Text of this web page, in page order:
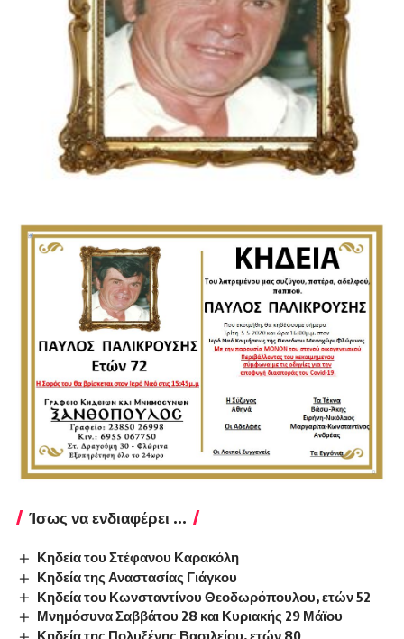
Ίσως να ενδιαφέρει ...
Κηδεία του Στέφανου Καρακόλη
Κηδεία της Αναστασίας Γιάγκου
Κηδεία του Κωνσταντίνου Θεοδωρόπουλου, ετών 52
Μνημόσυνα Σαββάτου 28 και Κυριακής 29 Μάϊου
Κηδεία της Πολυξένης Βασιλείου, ετών 80